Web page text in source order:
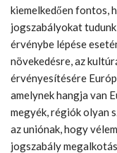
kiemelkedően fontos,
jogszabályokat
érvénybe lépése
növekedésre, az
érvényesítésére
amelynek hangja van
megyék, régiók olyan
az uniónak, hogy
jogszabály